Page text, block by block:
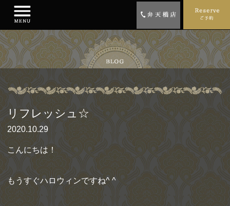
リフレッシュ☆
2020.10.29
こんにちは！
もうすぐハロウィンですね^ ^